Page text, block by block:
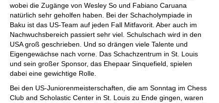
wobei die Zugänge von Wesley So und Fabiano Caruana
natürlich sehr geholfen haben. Bei der Schacholympiade in
Baku ist das US-Team auf jeden Fall Mitfavorit. Aber auch im
Nachwuchsbereich passiert sehr viel. Schulschach wird in den
USA groß geschrieben. Und so drängen viele Talente und
Eigengewächse nach vorne. Das Schachzentrum in St. Louis
und sein großer Sponsor, das Ehepaar Sinquefield, spielen
dabei eine gewichtige Rolle.
Bei den US-Juniorenmeisterschaften, die am Sonntag im Chess
Club and Scholastic Center in St. Louis zu Ende gingen, waren